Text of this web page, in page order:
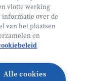
policy
vlotte werking
informatie over de
van het plaatsen
en
Alle cookies